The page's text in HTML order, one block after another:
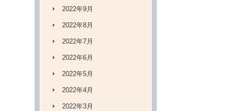
2022年9月
2022年8月
2022年7月
2022年6月
2022年5月
2022年4月
2022年3月